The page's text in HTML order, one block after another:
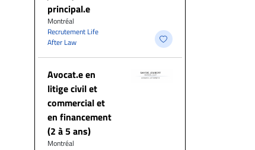
principal.e
Montréal
Recrutement Life
After Law
Avocat.e en
litige civil et
commercial et
en financement
(2 à 5 ans)
Montréal